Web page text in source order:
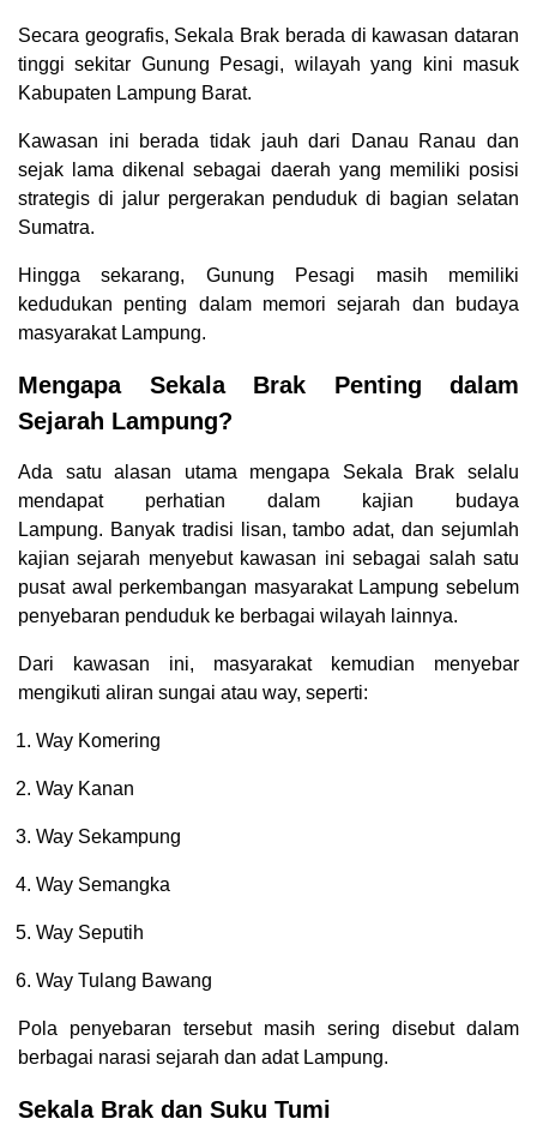
Secara geografis, Sekala Brak berada di kawasan dataran
tinggi sekitar Gunung Pesagi, wilayah yang kini masuk
Kabupaten Lampung Barat.
Kawasan ini berada tidak jauh dari Danau Ranau dan
sejak lama dikenal sebagai daerah yang memiliki posisi
strategis di jalur pergerakan penduduk di bagian selatan
Sumatra.
Hingga sekarang, Gunung Pesagi masih memiliki
kedudukan penting dalam memori sejarah dan budaya
masyarakat Lampung.
Mengapa Sekala Brak Penting dalam
Sejarah Lampung?
Ada satu alasan utama mengapa Sekala Brak selalu
mendapat perhatian dalam kajian budaya
Lampung. Banyak tradisi lisan, tambo adat, dan sejumlah
kajian sejarah menyebut kawasan ini sebagai salah satu
pusat awal perkembangan masyarakat Lampung sebelum
penyebaran penduduk ke berbagai wilayah lainnya.
Dari kawasan ini, masyarakat kemudian menyebar
mengikuti aliran sungai atau way, seperti:
Way Komering
Way Kanan
Way Sekampung
Way Semangka
Way Seputih
Way Tulang Bawang
Pola penyebaran tersebut masih sering disebut dalam
berbagai narasi sejarah dan adat Lampung.
Sekala Brak dan Suku Tumi